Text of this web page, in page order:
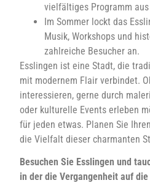
vielfältiges Programm
Im Sommer lockt das
Musik, Workshops und
zahlreiche Besucher an.
Esslingen ist eine Stadt, die
mit modernem Flair verbindet.
interessieren, gerne durch
oder kulturelle Events erleben
für jeden etwas. Planen Sie
die Vielfalt dieser charmanten
Besuchen Sie Esslingen und
in der die Vergangenheit auf